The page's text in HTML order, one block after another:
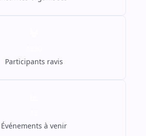
Participants ravis
Événements à venir